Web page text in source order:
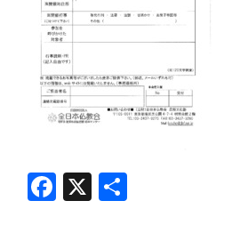
F
a
X 共